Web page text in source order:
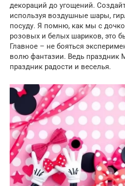
декораций до угощений.
используя воздушные шары,
посуду. Я помню, как мы с
розовых и белых шариков, это
Главное – не бояться
волю фантазии. Ведь праздник
праздник радости и веселья.